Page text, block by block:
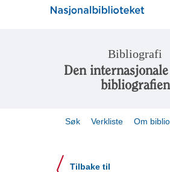
Bibliografi
Den
bibliografien
Søk Verkliste Om
Tilbake til